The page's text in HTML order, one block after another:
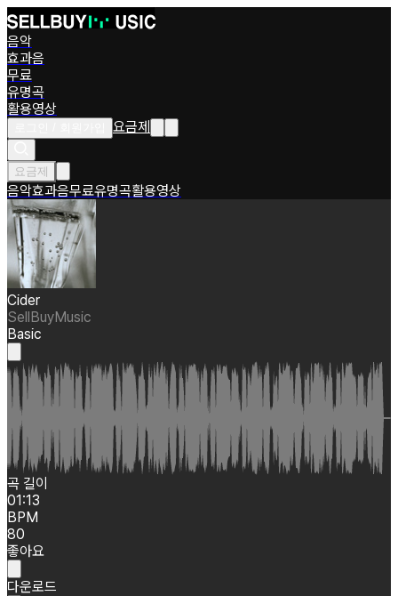
음악
효과음
무료
유명곡
활용영상
요금제
요금제
음악효과음무료유명곡활용영상
Cider
SellBuyMusic
Basic
곡 길이
01:13
BPM
80
좋아요
다운로드